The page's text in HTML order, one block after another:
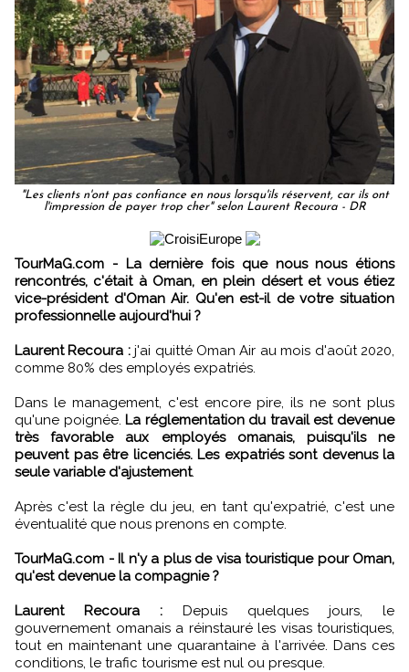
"Les clients n'ont pas confiance en nous lorsqu'ils réservent, car ils ont
l'impression de payer trop cher" selon Laurent Recoura - DR
TourMaG.com - La dernière fois que nous nous étions
rencontrés, c'était à Oman, en plein désert et vous étiez
vice-président d'Oman Air. Qu'en est-il de votre situation
professionnelle aujourd'hui ?
Laurent Recoura :j'ai quitté Oman Air au mois d'août 2020,
comme 80% des employés expatriés.
Dans le management, c'est encore pire, ils ne sont plus
qu'une poignée. La réglementation du travail est devenue
très favorable aux employés omanais, puisqu'ils ne
peuvent pas être licenciés. Les expatriés sont devenus la
seule variable d'ajustement.
Après c'est la règle du jeu, en tant qu'expatrié, c'est une
éventualité que nous prenons en compte.
TourMaG.com - Il n'y a plus de visa touristique pour Oman,
qu'est devenue la compagnie ?
Laurent Recoura : Depuis quelques jours, le
gouvernement omanais a réinstauré les visas touristiques,
tout en maintenant une quarantaine à l'arrivée. Dans ces
conditions, le trafic tourisme est nul ou presque.